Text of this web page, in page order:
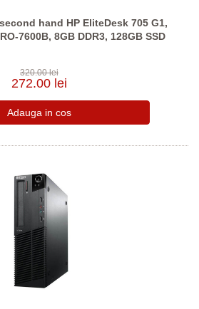
hand HP EliteDesk 705 G1,
7600B, 8GB DDR3, 128GB SSD
320.00 lei
272.00 lei